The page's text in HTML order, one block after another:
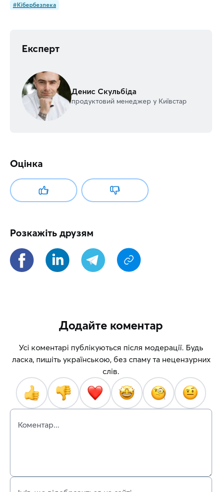
#Кібербезпека
Експерт
Денис Скульбіда
продуктовий менеджер у Київстар
Оцінка
Розкажіть друзям
Додайте коментар
Усі коментарі публікуються після модерації. Будь
ласка, пишіть українською, без спаму та нецензурних
слів.
Коментар...